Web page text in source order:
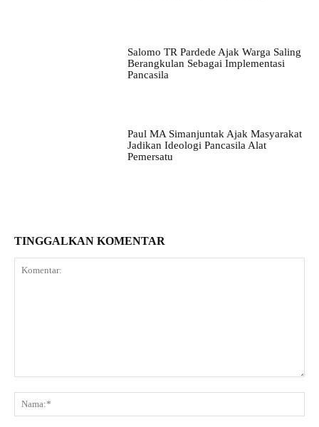
Salomo TR Pardede Ajak Warga Saling
Berangkulan Sebagai Implementasi
Pancasila
Paul MA Simanjuntak Ajak Masyarakat
Jadikan Ideologi Pancasila Alat
Pemersatu
TINGGALKAN KOMENTAR